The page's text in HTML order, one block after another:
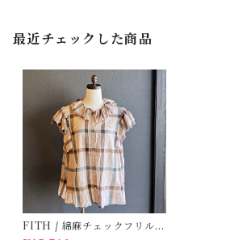
最近チェックした商品
FITH / 綿麻チェックフリルブ